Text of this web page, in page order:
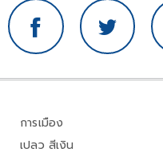
การเมือง
เปลว สีเงิน